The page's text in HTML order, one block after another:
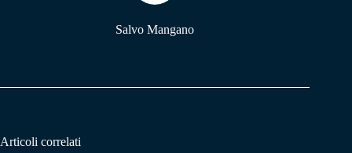
Salvo Mangano
Articoli correlati